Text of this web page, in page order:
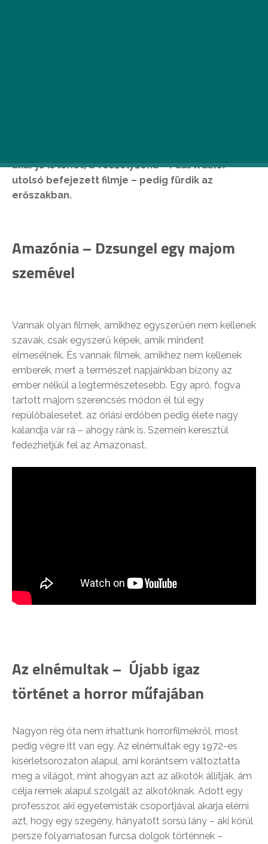
akár jó is lehet, a Veszélyzóna – Paul Walker
utolsó befejezett filmje – pedig fürdik az
erőszakban.
Amazónia – Dzsungel egy majom
szemével
Vannak olyan filmek, amikhez egyszerűen nem kellenek
szavak, csak egyszerű képek, amik mindent
elmesélnek. És vannak filmek, amikhez nem kellenek
emberek, mert a természet napjainkban bizony az
ember nélkül a legtermészetesebb. Egy apró, fogva
tartott majom szerencsés módon él túl egy
repülőbalesetet, az óriási erdőben pedig élete nagy
kalandja vár rá – ahogy ránk is. Szemein keresztül
fedezhetjük fel az Amazonast.
Az elnémultak – Újabb igaz
történet a horror műfajában
Nagyon rég óta nem írhattunk horrorfilmekről, most
pedig végre itt van egy. Az elnémultak egy 1972-es
kísérletsorozaton alapul, ami korántsem változtatta
meg a világot, mint ahogyan azt az alkotók állítják, ám
célja remek alapul szolgált az alkotóknak. Adott egy
professzor, aki egyetemisták csoportjával akarja elérni
azt, hogy egy szegény, hányatott sorsú lány – aki körül
persze folyamatosan furcsa dolgok történnek –